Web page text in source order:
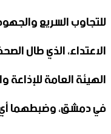
للتجاوب ‏السريع
الاعتداء، الذي طال
الهيئة العامة
في دمشق، وضبطهما